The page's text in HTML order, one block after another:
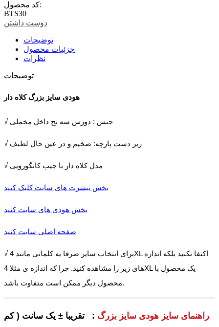
کد محصول:
BTS30
دوست داشتن
توضیحات
جزئیات محصول
نظرات
توضیحات
هودی سایز بزرگ کلاه دار
√ جنس : دورس سه نخ داخل مخملی
√ زیر دست پارچه: ضخیم و در عین حال لطیف
√ مدل کلاه دار با جیب کانگورویی
بخش تیشرت های سایت کلیک کنید
بخش هودی های سایت کنید
صفحه اصلی سایت کنید
√ برای انتخاب سایز صرفا به کلماتی مانند 4XL اکتفا نکنید بلکه اندازه
های زیر را مشاهده کنید. چرا که اندازه ی مثلا 4XL یک محصول با
محصول دیگر ممکن است متفاوت باشد.
راهنمای سایز هودی سایز بزرگ : تقریبا ± یک سانت ( کم